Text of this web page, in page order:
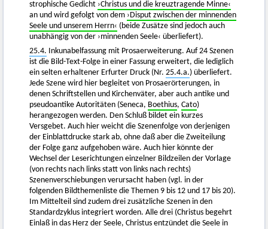
strophische Gedicht ›Christus und die kreuztragende Minne‹
an und wird gefolgt von dem ›Disput zwischen der minnenden
Seele und unserem Herrn‹ (beide Zusätze sind jedoch auch
unabhängig von der ›minnenden Seele‹ überliefert).
25.4. Inkunabelfassung mit Prosaerweiterung. Auf 24 Szenen
ist die Bild-Text-Folge in einer Fassung erweitert, die lediglich
ein selten erhaltener Erfurter Druck (Nr.25.4.a.) überliefert.
Jede Szene wird hier begleitet von Prosaerörterungen, in
denen Schriftstellen und Kirchenväter, aber auch antike und
pseudoantike Autoritäten (Seneca, Boethius,Cato)
herangezogen werden. Den Schluß bildet ein kurzes
Versgebet. Auch hier weicht die Szenenfolge von derjenigen
der Einblattdrucke stark ab, ohne daß aber die Zweiteilung
der Folge ganz aufgehoben wäre. Auch hier könnte der
Wechsel der Leserichtungen einzelner Bildzeilen der Vorlage
(von rechts nach links statt von links nach rechts)
Szenenverschiebungen verursacht haben (vgl. in der
folgenden Bildthemenliste die Themen 9 bis 12 und 17 bis 20).
Im Mittelteil sind zudem drei zusätzliche Szenen in den
Standardzyklus integriert worden. Alle drei (Christus begehrt
Einlaß in das Herz der Seele, Christus entzündet die Seele in